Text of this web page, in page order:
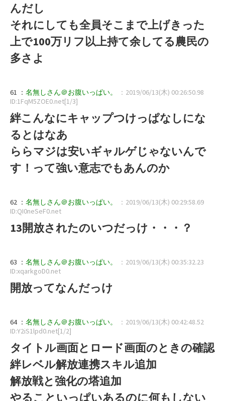
んだし
それにしても全員そこまで上げきった
上で100万リフ以上持て余してる農民の
多さよ
61 ： 名無しさん＠お腹いっぱい。
：2019/06/13(木) 00:26:50.98
ID:1FqM5ZOE0.net[1/3]
絆こんなにキャップつけっぱなしにな
るとはなあ
ららマジは安いギャルゲじゃないんで
す！って強い意志でもあんのか
62 ： 名無しさん＠お腹いっぱい。
：2019/06/13(木) 00:29:58.69
ID:QI0neSeF0.net
13開放されたのいつだっけ・・・？
63 ： 名無しさん＠お腹いっぱい。
：2019/06/13(木) 00:35:32.23
ID:xqarkgoD0.net
開放ってなんだっけ
64 ： 名無しさん＠お腹いっぱい。
：2019/06/13(木) 00:42:48.52
ID:Y2iS1lpd0.net[1/2]
タイトル画面とロード画面のときの確認
絆レベル解放連携スキル追加
解放戦と強化の塔追加
やることいっぱいあるのに何もしない